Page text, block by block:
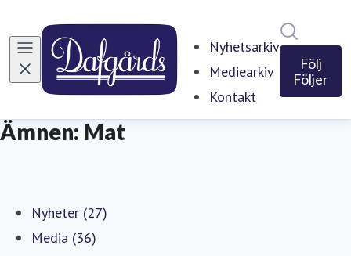
Nyhetsarkiv
Mediearkiv
Kontakt
Följ
Följer
Ämnen: Mat
Nyheter (27)
Media (36)